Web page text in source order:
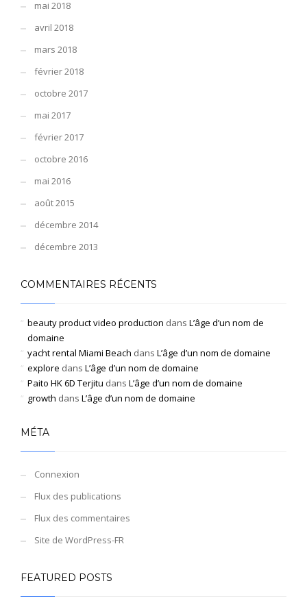
mai 2018
avril 2018
mars 2018
février 2018
octobre 2017
mai 2017
février 2017
octobre 2016
mai 2016
août 2015
décembre 2014
décembre 2013
COMMENTAIRES RÉCENTS
beauty product video production dans L’âge d’un nom de
domaine
yacht rental Miami Beach dans L’âge d’un nom de domaine
explore dans L’âge d’un nom de domaine
Paito HK 6D Terjitu dans L’âge d’un nom de domaine
growth dans L’âge d’un nom de domaine
MÉTA
Connexion
Flux des publications
Flux des commentaires
Site de WordPress-FR
FEATURED POSTS